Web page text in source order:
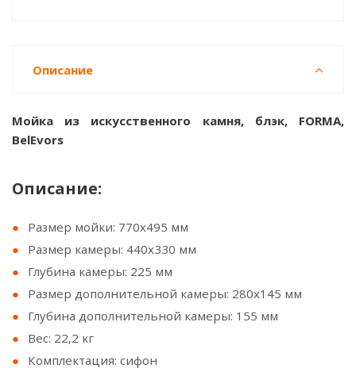
Описание
Мойка из искусственного камня, блэк, FORMA,
BelEvors
Описание:
Размер мойки: 770х495 мм
Размер камеры: 440x330 мм
Глубина камеры: 225 мм
Размер дополнительной камеры: 280х145 мм
Глубина дополнительной камеры: 155 мм
Вес: 22,2 кг
Комплектация: сифон